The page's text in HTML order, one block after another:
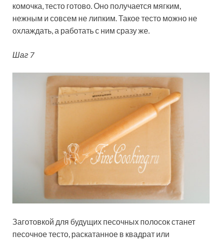
комочка, тесто готово. Оно получается мягким,
нежным и совсем не липким. Такое тесто можно не
охлаждать, а работать с ним сразу же.
Шаг 7
Заготовкой для будущих песочных полосок станет
песочное тесто, раскатанное в квадрат или